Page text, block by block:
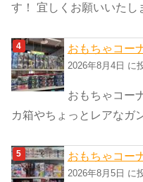
す！ 宜しくお願いいたし
おもちゃコー
2026年8月4日 に
おもちゃコー
カ箱やちょっとレアなガ
おもちゃコー
2026年8月5日 に